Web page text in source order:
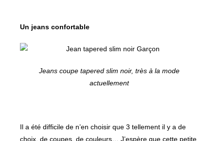
Un jeans confortable
Jeans coupe tapered slim noir, très à la mode
actuellement
Il a été difficile de n’en choisir que 3 tellement il y a de
choix, de coupes, de couleurs… J’espère que cette petite